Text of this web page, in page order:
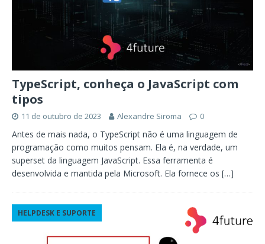
TypeScript, conheça o JavaScript com
tipos
11 de outubro de 2023 Alexandre Siroma 0
Antes de mais nada, o TypeScript não é uma linguagem de
programação como muitos pensam. Ela é, na verdade, um
superset da linguagem JavaScript. Essa ferramenta é
desenvolvida e mantida pela Microsoft. Ela fornece os […]
HELPDESK E SUPORTE